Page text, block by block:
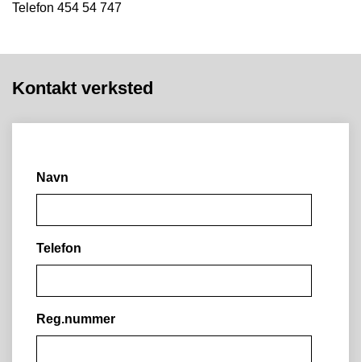
Telefon 454 54 747
Kontakt verksted
Navn
Telefon
Reg.nummer